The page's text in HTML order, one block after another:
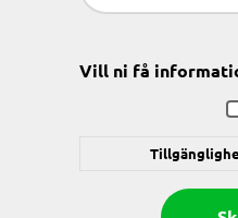
Vill ni få